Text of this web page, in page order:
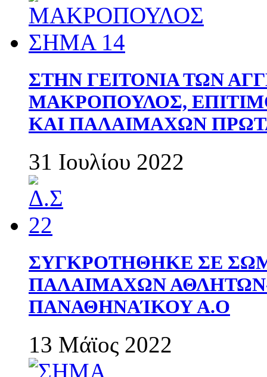
ΣΤΗΝ ΓΕΙΤΟΝΙΑ ΤΩΝ
ΜΑΚΡΟΠΟΥΛΟΣ,
ΚΑΙ ΠΑΛΑΙΜΑΧΩΝ
31 Ιουλίου 2022
ΣΥΓΚΡΟΤΗΘΗΚΕ ΣΕ
ΠΑΛΑΙΜΑΧΩΝ
ΠΑΝΑΘΗΝΑΊΚΟΥ Α.Ο
13 Μάϊος 2022